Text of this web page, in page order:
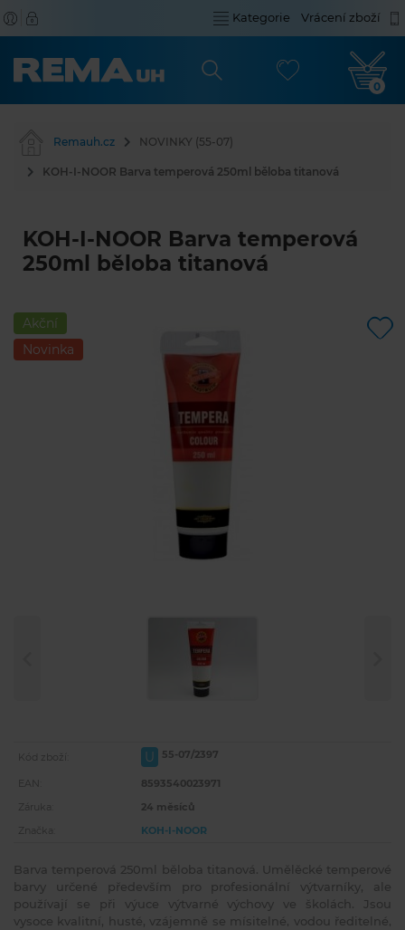
Kategorie Vrácení zboží
0
Remauh.cz NOVINKY (55-07)
KOH-I-NOOR Barva temperová 250ml běloba titanová
KOH-I-NOOR Barva temperová
250ml běloba titanová
Akční
Novinka
Kód zboží: U 55-07/2397
EAN:
8593540023971
Záruka:
24 měsíců
Značka:
KOH-I-NOOR
Barva temperová 250ml běloba titanová. Umělěcké temperové
barvy určené především pro profesionální výtvarníky, ale
používají se při výuce výtvarné výchovy ve školách. Jsou
vysoce kvalitní, husté, vzájemně se mísitelné, vodou ředitelné,